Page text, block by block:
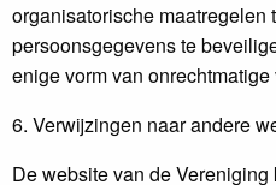
organisatorische maatregelen
persoonsgegevens te
enige vorm van
6. Verwijzingen naar andere
De website van de